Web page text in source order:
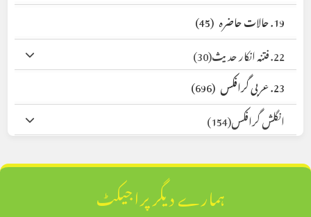
19. حالات حاضرہ
(45)
22. فتنہ انکار حدیث
(30)
23. عربی گرافکس
(696)
انگلش گرافکس(154)
ہمارے دیگر پراجیکٹ